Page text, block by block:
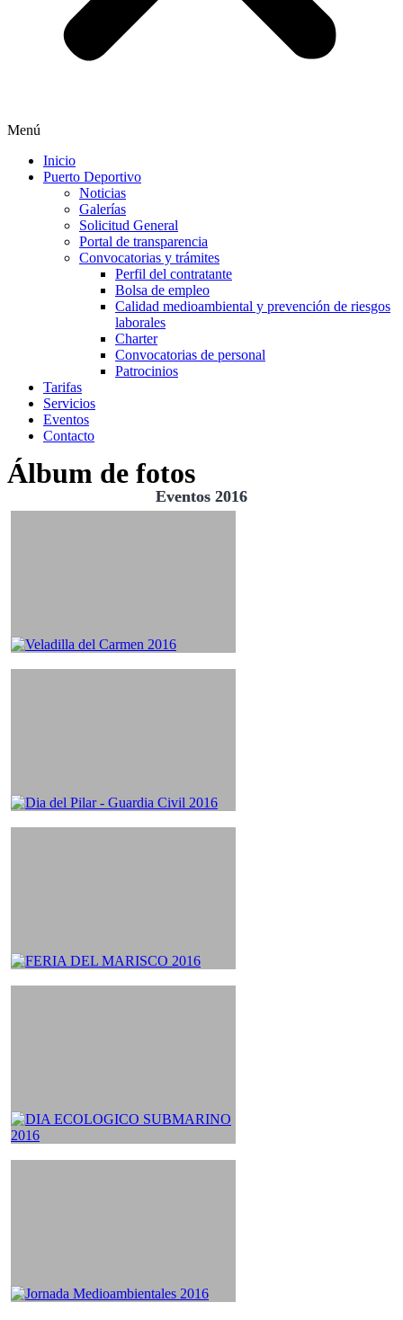
Menú
Inicio
Puerto Deportivo
Noticias
Galerías
Solicitud General
Portal de transparencia
Convocatorias y trámites
Perfil del contratante
Bolsa de empleo
Calidad medioambiental y prevención de riesgos
laborales
Charter
Convocatorias de personal
Patrocinios
Tarifas
Servicios
Eventos
Contacto
Álbum de fotos
Eventos 2016